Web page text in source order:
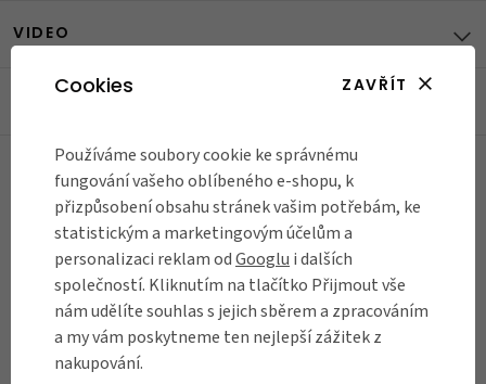
VIDEO
RECENZE
Názory našich zákazníků
Byla jsem nadšená z přístupu a znalostí
personálu. Nedá se srovnat s předchozími
zkušenostmi z jiných obchodů.
Cookies ZAVŘÍT
Používáme soubory cookie ke správnému
fungování vašeho oblíbeného e-shopu, k
přizpůsobení obsahu stránek vašim potřebám, ke
statistickým a marketingovým účelům a
personalizaci reklam odGooglu i dalších
společností. Kliknutím na tlačítko Přijmout vše
nám udělíte souhlas s jejich sběrem a zpracováním
a my vám poskytneme ten nejlepší zážitek z
nakupování.